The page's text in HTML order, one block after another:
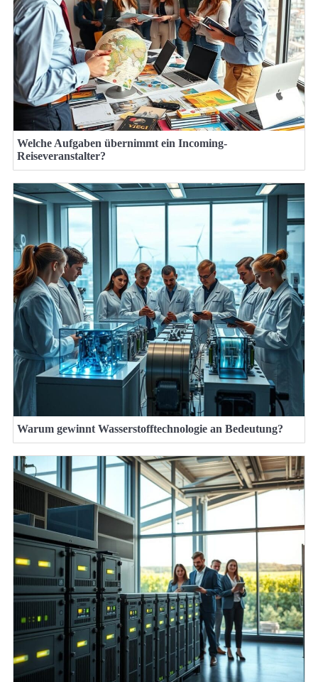
Welche Aufgaben übernimmt ein Incoming-
Reiseveranstalter?
Warum gewinnt Wasserstofftechnologie an Bedeutung?